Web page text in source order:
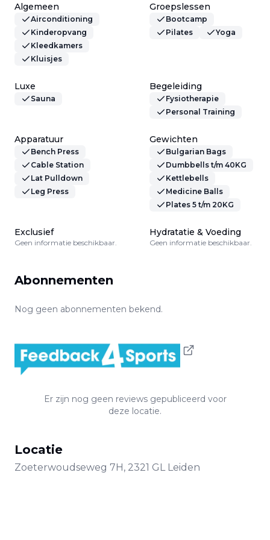
Algemeen
Airconditioning
Kinderopvang
Kleedkamers
Kluisjes
Groepslessen
Bootcamp
Pilates
Yoga
Luxe
Sauna
Begeleiding
Fysiotherapie
Personal Training
Apparatuur
Bench Press
Cable Station
Lat Pulldown
Leg Press
Gewichten
Bulgarian Bags
Dumbbells t/m 40KG
Kettlebells
Medicine Balls
Plates 5 t/m 20KG
Exclusief
Geen informatie beschikbaar.
Hydratatie & Voeding
Geen informatie beschikbaar.
Abonnementen
Nog geen abonnementen bekend.
Er zijn nog geen reviews gepubliceerd voor
deze locatie.
Locatie
Zoeterwoudseweg 7H, 2321 GL Leiden